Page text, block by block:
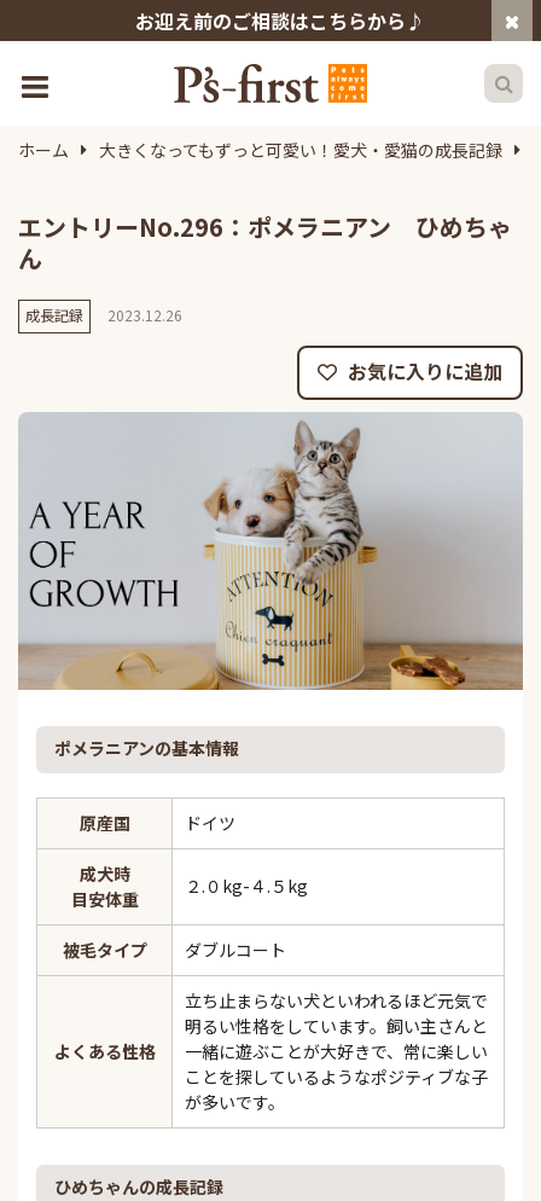
お迎え前のご相談はこちらから♪
ホーム 大きくなってもずっと可愛い！愛犬・愛猫の成長記録
エントリーNo.296：ポメラニアン ひめちゃ
ん
成長記録 2023.12.26
お気に入りに追加
ポメラニアンの基本情報
原産国 ドイツ
成犬時
目安体重
２.０kg-４.５kg
被毛タイプ ダブルコート
よくある性格
立ち止まらない犬といわれるほど元気で
明るい性格をしています。飼い主さんと
一緒に遊ぶことが大好きで、常に楽しい
ことを探しているようなポジティブな子
が多いです。
ひめちゃんの成長記録